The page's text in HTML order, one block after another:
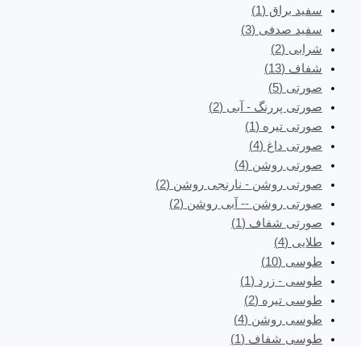
سفید براق (1)
سفید صدفی (3)
شرابی (2)
شفاف (13)
صورتی (5)
صورتی پررنگ - آبی (2)
صورتی تیره (1)
صورتی داغ (4)
صورتی روشن (4)
صورتی روشن - نارنجی روشن (2)
صورتی روشن -- آبی روشن (2)
صورتی شفاف (1)
طلایی (4)
طوسی (10)
طوسی - زرد (1)
طوسی تیره (2)
طوسی روشن (4)
طوسی شفاف (1)